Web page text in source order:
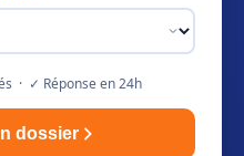
· ✓ Réponse en 24h
dossier